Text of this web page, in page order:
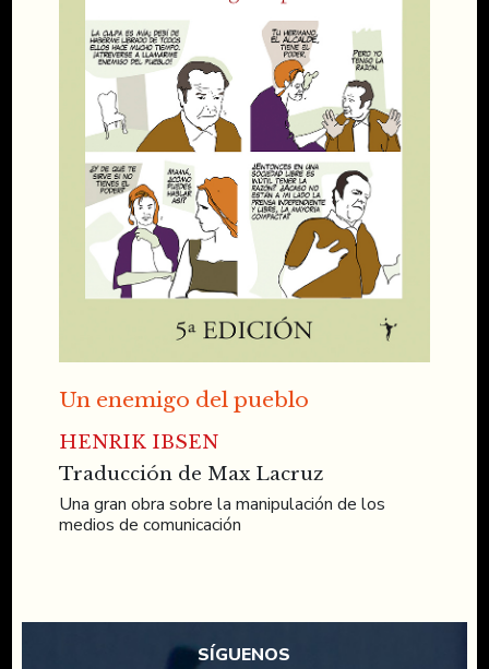
Un enemigo del pueblo
HENRIK IBSEN
Traducción de Max Lacruz
Una gran obra sobre la manipulación de los
medios de comunicación
SÍGUENOS